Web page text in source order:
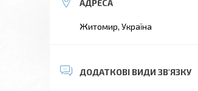
Житомир, Україна